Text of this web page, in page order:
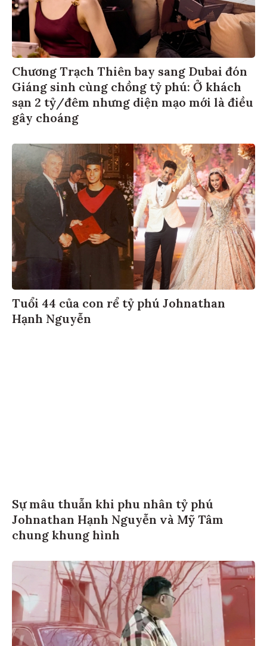
Chương Trạch Thiên bay sang Dubai đón
Giáng sinh cùng chồng tỷ phú: Ở khách
sạn 2 tỷ/đêm nhưng diện mạo mới là điều
gây choáng
Tuổi 44 của con rể tỷ phú Johnathan
Hạnh Nguyễn
Sự mâu thuẫn khi phu nhân tỷ phú
Johnathan Hạnh Nguyễn và Mỹ Tâm
chung khung hình